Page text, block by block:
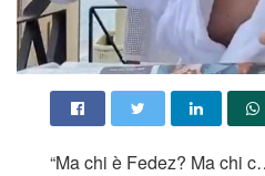
“Ma chi è Fedez? Ma chi